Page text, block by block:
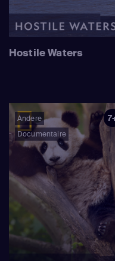
Hostile Waters
Andere
Documentaire